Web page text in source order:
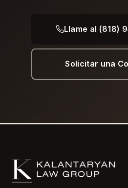
Llame al (818)
Solicitar una